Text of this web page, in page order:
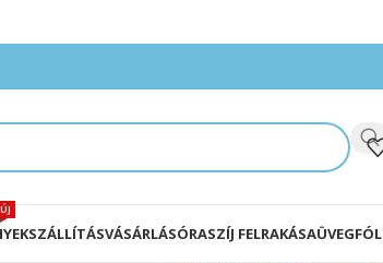
ÚJ
SZÁLLÍTÁSVÁSÁRLÁSÓRASZÍJ FELRAKÁSA